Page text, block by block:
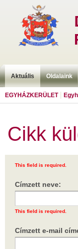
Aktuális Oldalaink
EGYHÁZKERÜLET
Cikk
This field is required.
Címzett neve:
This field is required.
Címzett e-mail